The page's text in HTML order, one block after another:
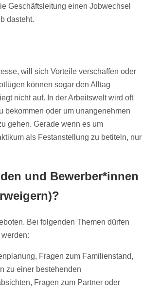
Geschäftsleitung einen Jobwechsel
dasteht.
will sich Vorteile verschaffen oder
können sogar den Alltag
nicht auf. In der Arbeitswelt wird oft
bekommen oder um unangenehmen
gehen. Gerade wenn es um
als Festanstellung zu betiteln, nur
und Bewerber*innen
Bei folgenden Themen dürfen
Fragen zum Familienstand,
zu einer bestehenden
Fragen zum Partner oder